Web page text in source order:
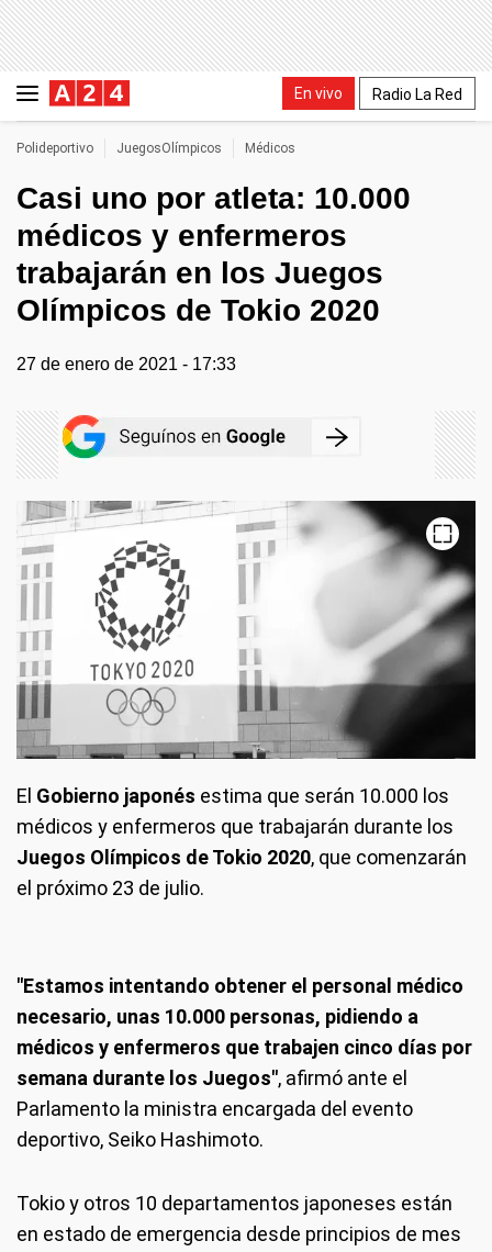
En vivo Radio La Red
Polideportivo JuegosOlímpicos Médicos
Casi uno por atleta: 10.000
médicos y enfermeros
trabajarán en los Juegos
Olímpicos de Tokio 2020
27 de enero de 2021 - 17:33
El Gobierno japonés estima que serán 10.000 los
médicos y enfermeros que trabajarán durante los
Juegos Olímpicos de Tokio 2020, que comenzarán
el próximo 23 de julio.
"Estamos intentando obtener el personal médico
necesario, unas 10.000 personas, pidiendo a
médicos y enfermeros que trabajen cinco días por
semana durante los Juegos", afirmó ante el
Parlamento la ministra encargada del evento
deportivo, Seiko Hashimoto.
Tokio y otros 10 departamentos japoneses están
en estado de emergencia desde principios de mes